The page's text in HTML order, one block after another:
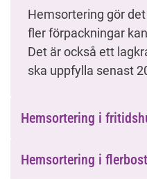
Hemsortering gör
fler förpackningar
Det är också ett
ska uppfylla senast
Hemsortering i
Hemsortering i